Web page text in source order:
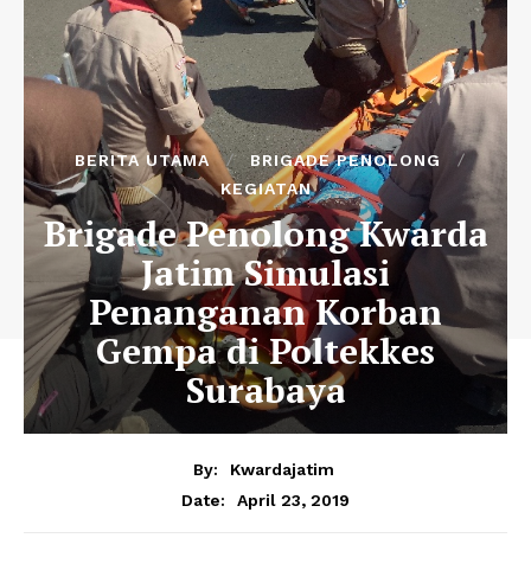
BERITA UTAMA
BRIGADE PENOLONG
KEGIATAN
Brigade Penolong Kwarda
Jatim Simulasi
Penanganan Korban
Gempa di Poltekkes
Surabaya
By:
Kwardajatim
Date:
April 23, 2019